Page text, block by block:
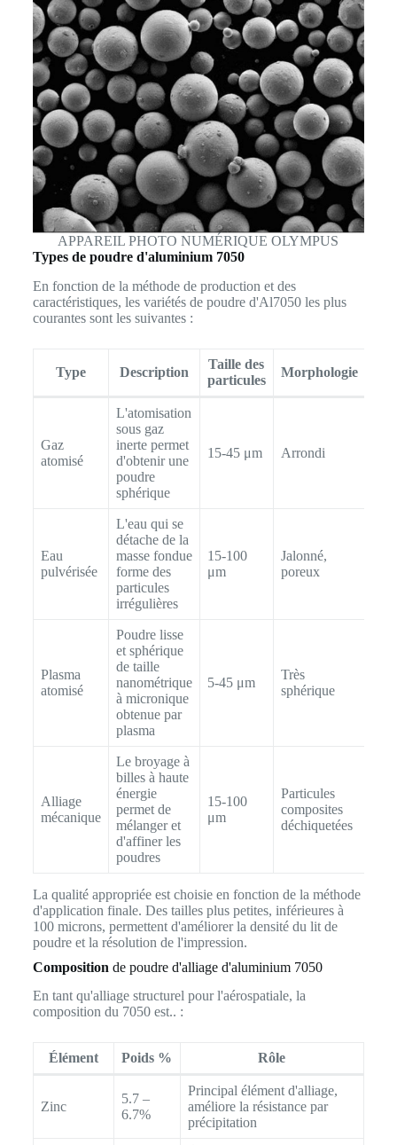
APPAREIL PHOTO NUMÉRIQUE OLYMPUS
Types de poudre d'aluminium 7050
En fonction de la méthode de production et des
caractéristiques, les variétés de poudre d'Al7050 les plus
courantes sont les suivantes :
Type Description
Taille des
particules
Morphologie
Gaz
atomisé
L'atomisation
sous gaz
inerte permet
d'obtenir une
poudre
sphérique
15-45 μm Arrondi
Eau
pulvérisée
L'eau qui se
détache de la
masse fondue
forme des
particules
irrégulières
15-100
μm
Jalonné,
poreux
Plasma
atomisé
Poudre lisse
et sphérique
de taille
nanométrique
à micronique
obtenue par
plasma
5-45 μm
Très
sphérique
Alliage
mécanique
Le broyage à
billes à haute
énergie
permet de
mélanger et
d'affiner les
poudres
15-100
μm
Particules
composites
déchiquetées
La qualité appropriée est choisie en fonction de la méthode
d'application finale. Des tailles plus petites, inférieures à
100 microns, permettent d'améliorer la densité du lit de
poudre et la résolution de l'impression.
Composition de poudre d'alliage d'aluminium 7050
En tant qu'alliage structurel pour l'aérospatiale, la
composition du 7050 est.. :
Élément Poids % Rôle
Zinc
5.7 –
6.7%
Principal élément d'alliage,
améliore la résistance par
précipitation